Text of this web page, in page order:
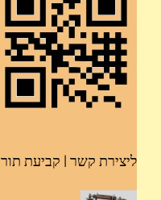
ליצירת קשר | קביעת תור